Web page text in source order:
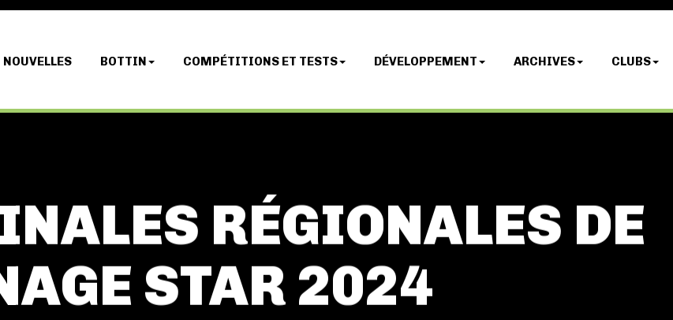
NOUVELLES BOTTIN COMPÉTITIONS ET TESTS DÉVELOPPEMENT ARCHIVES CLUBS
RÉGIONALES DE
STAR 2024